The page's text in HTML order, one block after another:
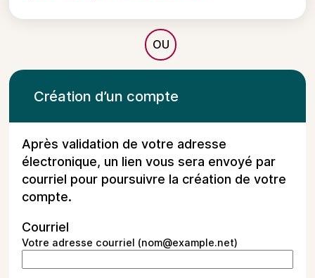
Création d’un compte
Après validation de votre adresse
électronique, un lien vous sera envoyé par
courriel pour poursuivre la création de votre
compte.
Courriel
Votre adresse courriel (nom@example.net)